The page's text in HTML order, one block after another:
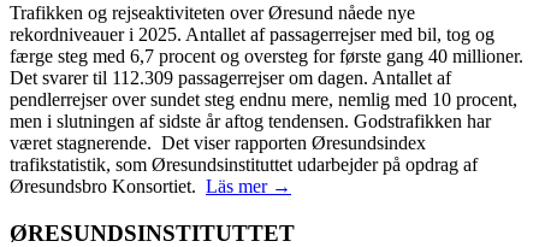
Trafikken og rejseaktiviteten over Øresund nåede nye
rekordniveauer i 2025. Antallet af passagerrejser med bil, tog og
færge steg med 6,7 procent og oversteg for første gang 40 millioner.
Det svarer til 112.309 passagerrejser om dagen. Antallet af
pendlerrejser over sundet steg endnu mere, nemlig med 10 procent,
men i slutningen af sidste år aftog tendensen. Godstrafikken har
været stagnerende. Det viser rapporten Øresundsindex
trafikstatistik, som Øresundsinstituttet udarbejder på opdrag af
Øresundsbro Konsortiet. Läs mer →
ØRESUNDSINSTITUTTET